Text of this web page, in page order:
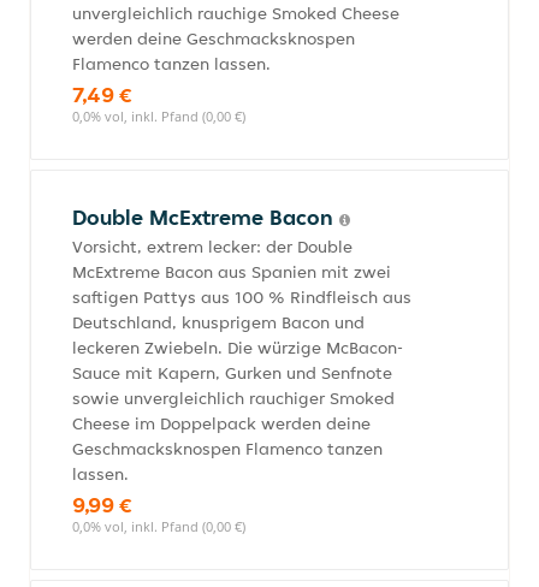
unvergleichlich rauchige Smoked Cheese
werden deine Geschmacksknospen
Flamenco tanzen lassen.
7,49 €
0,0% vol, inkl. Pfand (0,00 €)
Double McExtreme Bacon
Vorsicht, extrem lecker: der Double
McExtreme Bacon aus Spanien mit zwei
saftigen Pattys aus 100 % Rindfleisch aus
Deutschland, knusprigem Bacon und
leckeren Zwiebeln. Die würzige McBacon-
Sauce mit Kapern, Gurken und Senfnote
sowie unvergleichlich rauchiger Smoked
Cheese im Doppelpack werden deine
Geschmacksknospen Flamenco tanzen
lassen.
9,99 €
0,0% vol, inkl. Pfand (0,00 €)